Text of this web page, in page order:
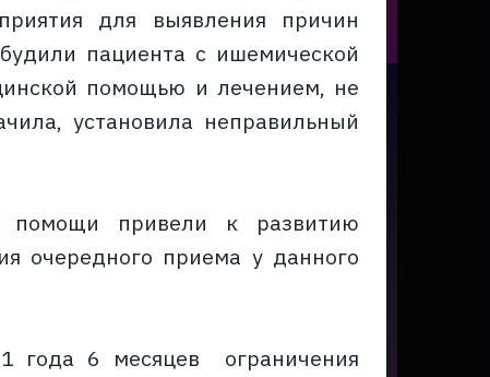
для выявления причин
пациента с ишемической
помощью и лечением, не
установила неправильный
помощи привели к развитию
очередного приема у данного
года 6 месяцев ограничения